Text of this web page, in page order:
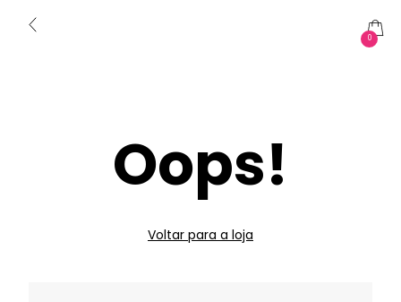
0
Oops!
Voltar para a loja